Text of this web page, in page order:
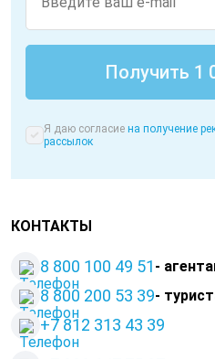
Я даю согласие на получение
рассылок
КОНТАКТЫ
8 800 100 49 51 -
8 800 200 53 39-
+7 812 313 43 39